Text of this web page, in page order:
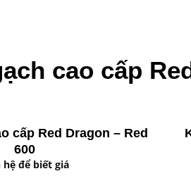
cao cấp
cấp Red Dragon – Red
600
hệ để biết giá